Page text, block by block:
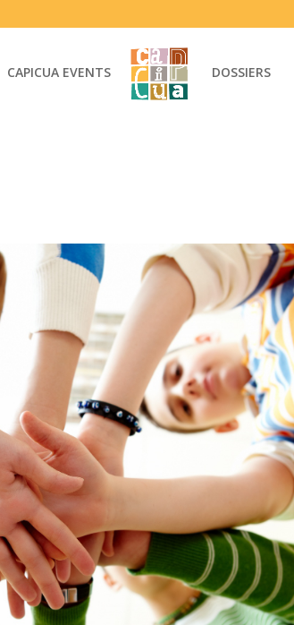
CAPICUA EVENTS DOSSIERS